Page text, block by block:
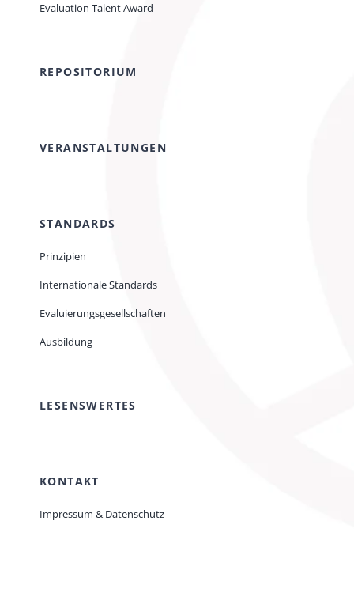
Evaluation Talent Award
REPOSITORIUM
VERANSTALTUNGEN
STANDARDS
Prinzipien
Internationale Standards
Evaluierungsgesellschaften
Ausbildung
LESENSWERTES
KONTAKT
Impressum & Datenschutz